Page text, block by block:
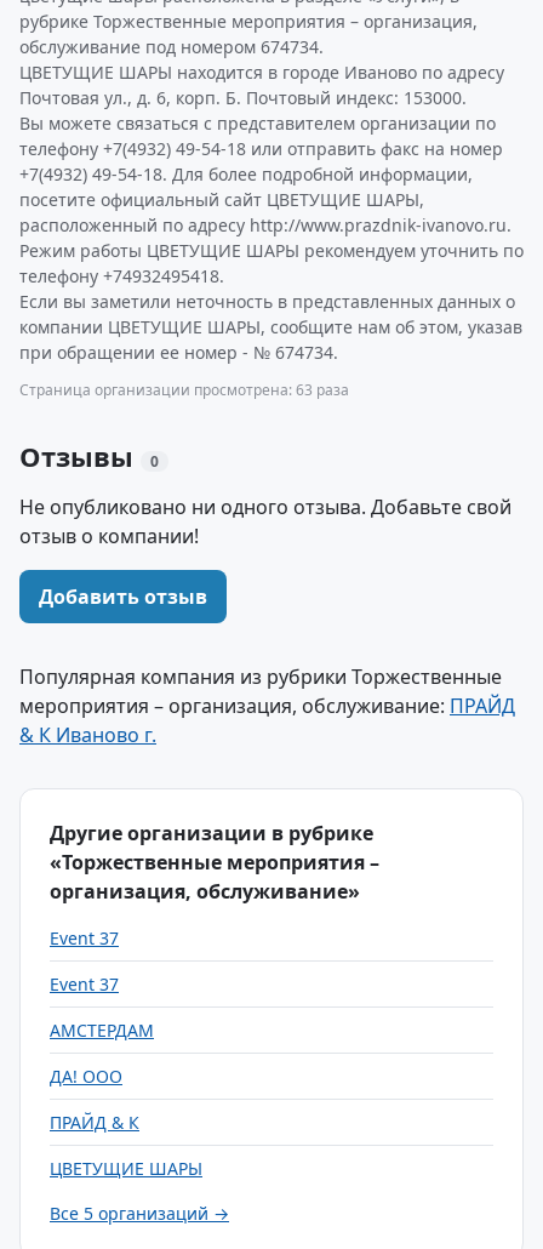
рубрике Торжественные мероприятия – организация,
обслуживание под номером 674734.
ЦВЕТУЩИЕ ШАРЫ находится в городе Иваново по адресу
Почтовая ул., д. 6, корп. Б. Почтовый индекс: 153000.
Вы можете связаться с представителем организации по
телефону +7(4932) 49-54-18 или отправить факс на номер
+7(4932) 49-54-18. Для более подробной информации,
посетите официальный сайт ЦВЕТУЩИЕ ШАРЫ,
расположенный по адресу http://www.prazdnik-ivanovo.ru.
Режим работы ЦВЕТУЩИЕ ШАРЫ рекомендуем уточнить по
телефону +74932495418.
Если вы заметили неточность в представленных данных о
компании ЦВЕТУЩИЕ ШАРЫ, сообщите нам об этом, указав
при обращении ее номер - № 674734.
Страница организации просмотрена: 63 раза
Отзывы 0
Не опубликовано ни одного отзыва. Добавьте свой
отзыв о компании!
Добавить отзыв
Популярная компания из рубрики Торжественные
мероприятия – организация, обслуживание: ПРАЙД
& К Иваново г.
Другие организации в рубрике
«Торжественные мероприятия –
организация, обслуживание»
Event 37
Event 37
АМСТЕРДАМ
ДА! ООО
ПРАЙД & К
ЦВЕТУЩИЕ ШАРЫ
Все 5 организаций →